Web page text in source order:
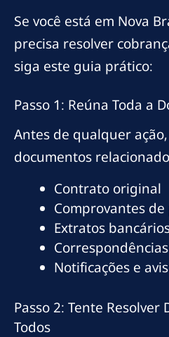
Se você está em Nova
precisa resolver
siga este guia prático:
Passo 1: Reúna Toda a
Antes de qualquer
documentos
Contrato original
Comprovantes
Extratos
Notificações e
Passo 2: Tente
Todos